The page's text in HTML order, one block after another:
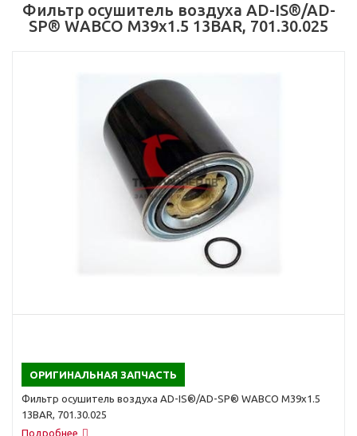
Фильтр осушитель воздуха AD-IS®/AD-
SP® WABCO M39x1.5 13BAR, 701.30.025
ОРИГИНАЛЬНАЯ ЗАПЧАСТЬ
Фильтр осушитель воздуха AD-IS®/AD-SP® WABCO M39x1.5
13BAR, 701.30.025
Подробнее